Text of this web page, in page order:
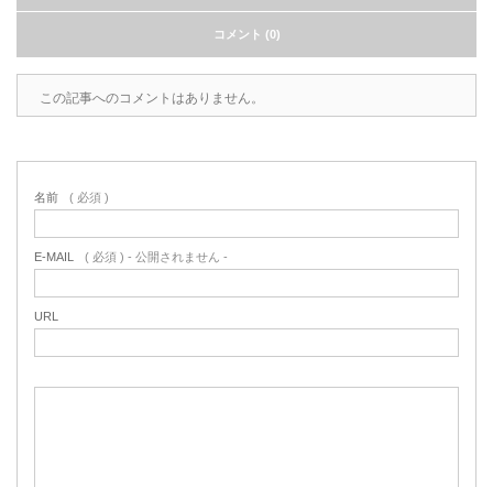
コメント (0)
この記事へのコメントはありません。
名前 ( 必須 )
E-MAIL ( 必須 ) - 公開されません -
URL